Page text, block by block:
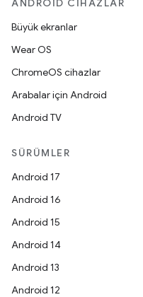
ANDROID CIHAZLAR
Büyük ekranlar
Wear OS
ChromeOS cihazlar
Arabalar için Android
Android TV
SÜRÜMLER
Android 17
Android 16
Android 15
Android 14
Android 13
Android 12